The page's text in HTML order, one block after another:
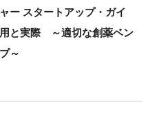
ー スタートアップ・ガイ
と実際 ～適切な創薬ベン
～